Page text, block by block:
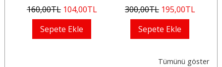
160,00TL 104,00TL
Sepete Ekle
300,00TL 195,00TL
Sepete Ekle
Tümünü göster